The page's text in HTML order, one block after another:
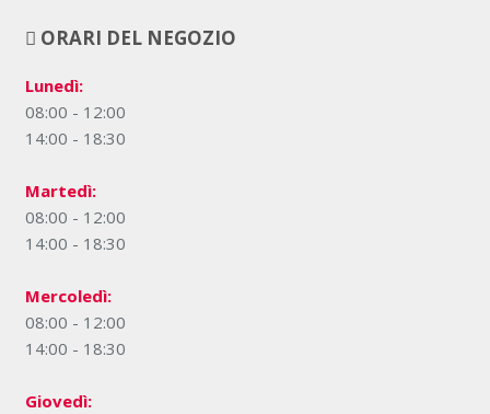
ORARI DEL NEGOZIO
Lunedì:
08:00 - 12:00
14:00 - 18:30
Martedì:
08:00 - 12:00
14:00 - 18:30
Mercoledì:
08:00 - 12:00
14:00 - 18:30
Giovedì: